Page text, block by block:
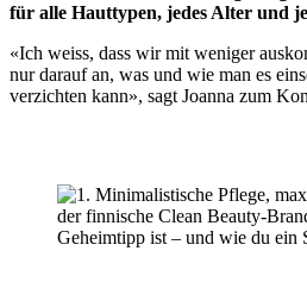
für alle Hauttypen, jedes Alter und
«Ich weiss, dass wir mit weniger
nur darauf an, was und wie man es
verzichten kann», sagt Joanna zum